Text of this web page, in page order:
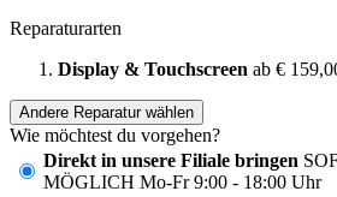
Reparaturarten
Display & Touchscreen ab €
Andere Reparatur wählen
Wie möchtest du vorgehen?
Direkt in unsere Filiale bringen
MÖGLICH Mo-Fr 9:00 - 18:00 Uhr